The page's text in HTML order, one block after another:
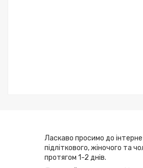
Ласкаво просимо до
підліткового, жіночого та
протягом 1-2 днів.